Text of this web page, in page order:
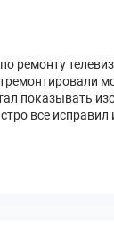
ремонту
показывать
все исправил